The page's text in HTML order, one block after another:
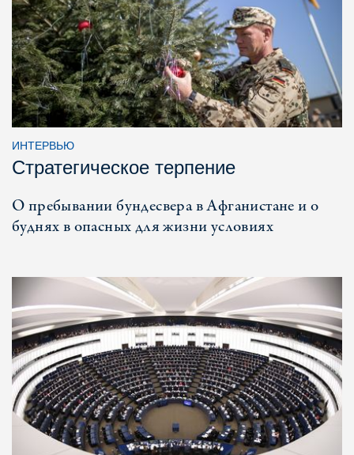
ИНТЕРВЬЮ
Стратегическое терпение
О пребывании бундесвера в Афганистане и о
буднях в опасных для жизни условиях